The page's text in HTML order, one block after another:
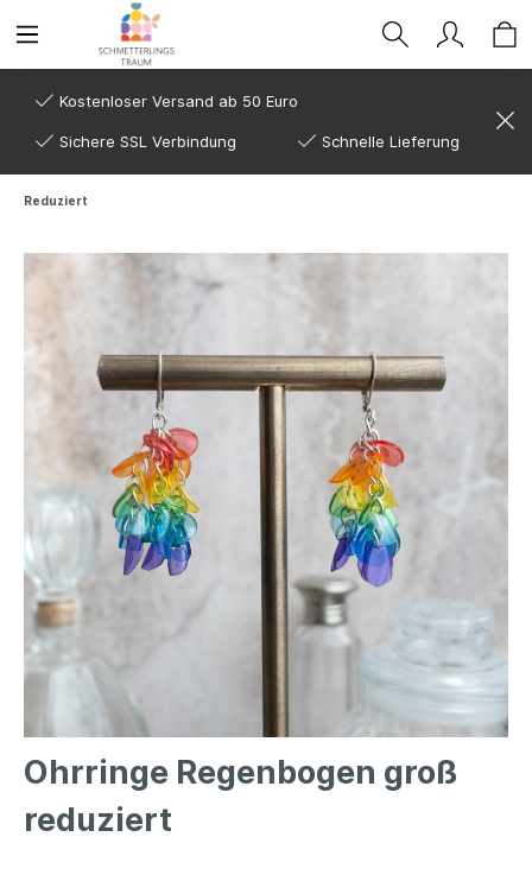
Kostenloser Versand ab 50 Euro
Sichere SSL Verbindung Schnelle Lieferung
Reduziert
Ohrringe Regenbogen groß
reduziert